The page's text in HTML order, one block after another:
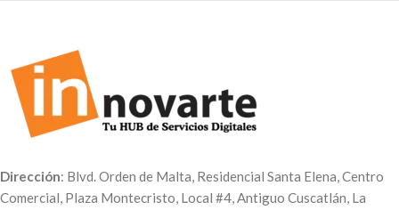
Dirección: Blvd. Orden de Malta, Residencial Santa Elena, Centro
Comercial, Plaza Montecristo, Local #4, Antiguo Cuscatlán, La